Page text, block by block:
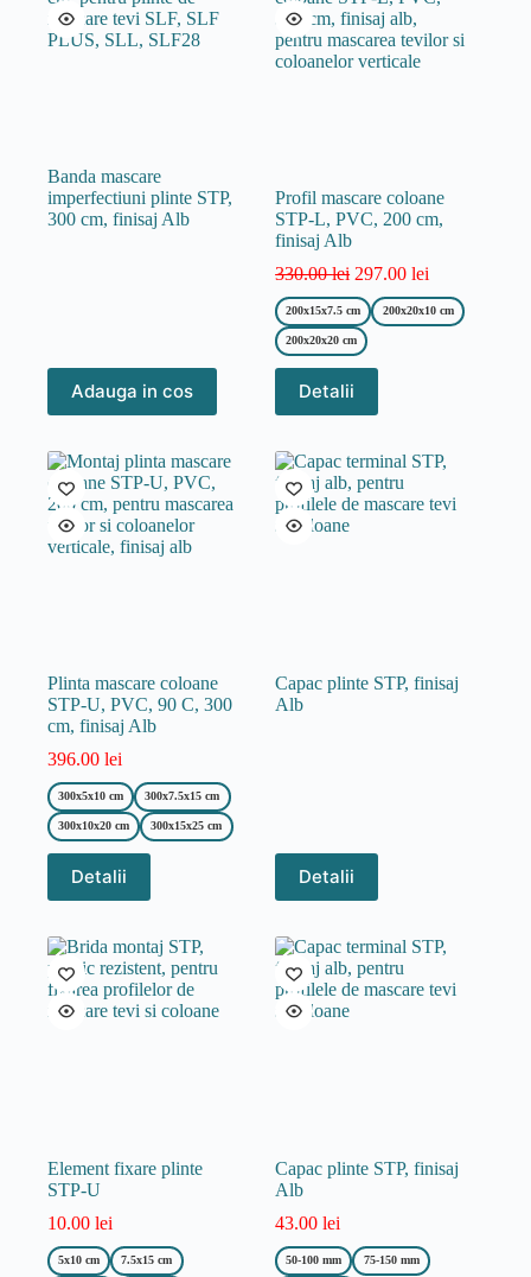
Banda mascare
imperfectiuni plinte STP,
300 cm, finisaj Alb
Adauga in cos
Profil mascare coloane
STP-L, PVC, 200 cm,
finisaj Alb
330.00lei 297.00lei
200x15x7.5 cm 200x20x10 cm
200x20x20 cm
Detalii
Acest
produs
are
multe
variații.
Opțiunile
pot
Plinta mascare coloane
STP-U, PVC, 90 C, 300
cm, finisaj Alb
396.00 lei
300x5x10 cm 300x7.5x15 cm
300x10x20 cm 300x15x25 cm
Detalii
Acest
produs
are
multe
variații.
Opțiunile
pot
Capac plinte STP, finisaj
Alb
Detalii
Element fixare plinte
STP-U
10.00 lei
5x10 cm 7.5x15 cm
Capac plinte STP, finisaj
Alb
43.00lei
50-100 mm 75-150 mm